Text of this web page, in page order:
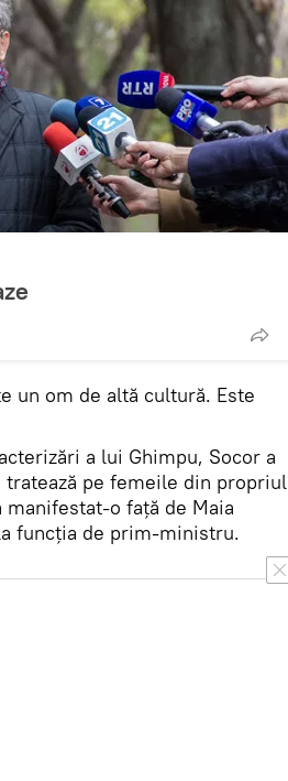
un om de altă cultură. Este
a lui Ghimpu, Socor a
pe femeile din propriul
o faţă de Maia
funcţia de prim-ministru.